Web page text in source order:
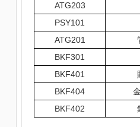
ATG203
PSY101
ATG201
BKF301
BKF401
BKF404
BKF402